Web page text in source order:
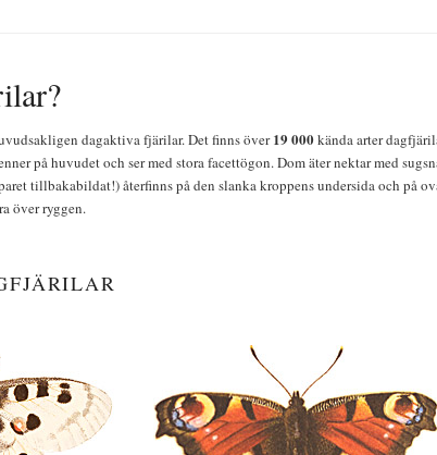
dagaktiva fjärilar. Det finns över19 000kända arter
på huvudet och ser med stora facettögon. Dom äter nektar med
tillbakabildat!) återfinns på den slanka kroppens undersida och på
över ryggen.